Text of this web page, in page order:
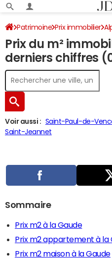
Patrimoine Prix immobilier
Prix du m²
derniers chiffres
Voir aussi : Saint-Paul-de-
Saint-Jeannet
Sommaire
Prix m2 à la Gaude
Prix m2 appartement à la
Prix m2 maison à la Gaude